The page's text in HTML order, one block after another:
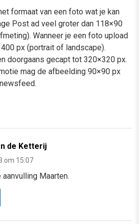
formaat van een foto wat je kan
Post ad veel groter dan 118×90
Wanneer je een foto upload
px (portrait of landscape).
doorgaans gecapt tot 320×320 px.
mag de afbeelding 90×90 px
de Ketterij
om 15:07
Maarten.